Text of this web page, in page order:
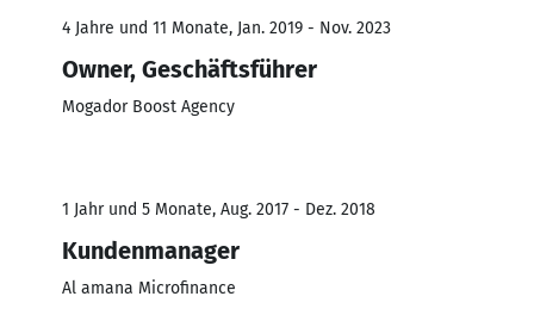
4 Jahre und 11 Monate, Jan. 2019 - Nov. 2023
Owner, Geschäftsführer
Mogador Boost Agency
1 Jahr und 5 Monate, Aug. 2017 - Dez. 2018
Kundenmanager
Al amana Microfinance